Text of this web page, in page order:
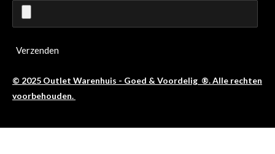
Verzenden
© 2025 Outlet Warenhuis - Goed & Voordelig ®. Alle rechten
voorbehouden.